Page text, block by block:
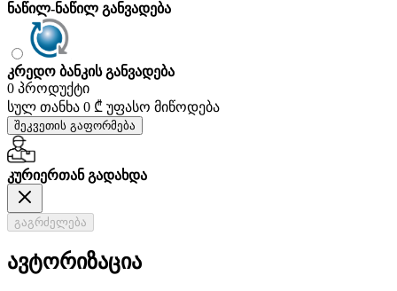
ნაწილ-ნაწილ განვადება
კრედო ბანკის განვადება
0 პროდუქტი
სულ თანხა 0 ₾ უფასო მიწოდება
შეკვეთის გაფორმება
კურიერთან გადახდა
გაგრძელება
ავტორიზაცია